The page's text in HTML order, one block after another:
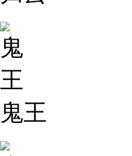
鬼王